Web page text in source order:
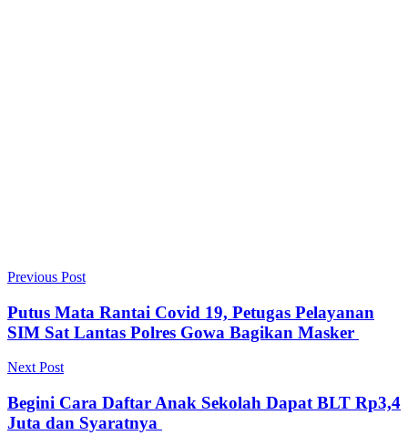
Previous Post
Putus Mata Rantai Covid 19, Petugas Pelayanan
SIM Sat Lantas Polres Gowa Bagikan Masker
Next Post
Begini Cara Daftar Anak Sekolah Dapat BLT Rp3,4
Juta dan Syaratnya